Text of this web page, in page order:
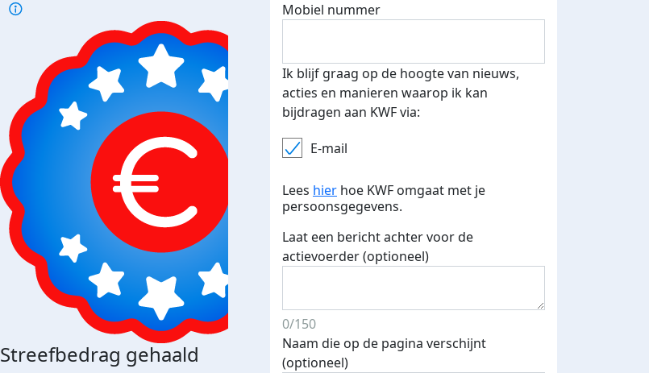
Streefbedrag gehaald Streefbedrag verhoogd
Mobiel nummer
Ik blijf graag op de hoogte van nieuws,
acties en manieren waarop ik kan
bijdragen aan KWF via:
E-mail
Lees hier hoe KWF omgaat met je
persoonsgegevens.
Laat een bericht achter voor de
actievoerder (optioneel)
0/150
Naam die op de pagina verschijnt
(optioneel)